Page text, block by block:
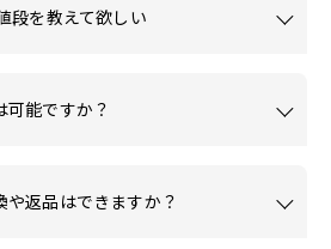
段を教えて欲しい
可能ですか？
返品はできますか？